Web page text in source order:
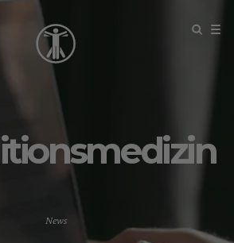
News